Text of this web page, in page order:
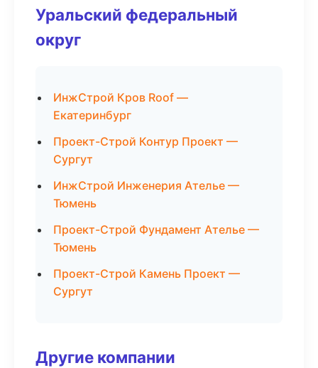
Уральский федеральный
округ
ИнжСтрой Кров Roof —
Екатеринбург
Проект-Строй Контур Проект —
Сургут
ИнжСтрой Инженерия Ателье —
Тюмень
Проект-Строй Фундамент Ателье —
Тюмень
Проект-Строй Камень Проект —
Сургут
Другие компании